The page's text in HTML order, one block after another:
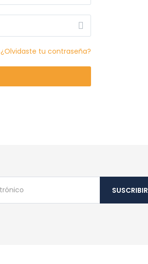
¿Olvidaste tu contraseña?
SUSCRIBIR